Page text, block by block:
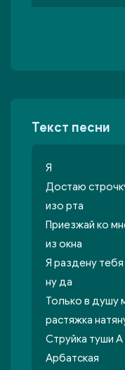
Текст песни
Я
Достаю
изо рта
Приезжай ко
из окна
Я раздену тебя
ну да
Только в душу
растяжка
Струйка туши
Арбатская